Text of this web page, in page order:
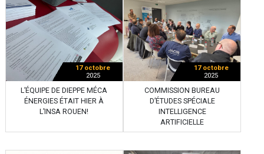
17 octobre
2025
L’ÉQUIPE DE DIEPPE MÉCA
ÉNERGIES ÉTAIT HIER À
L’INSA ROUEN!
17 octobre
2025
COMMISSION BUREAU
D’ÉTUDES SPÉCIALE
INTELLIGENCE
ARTIFICIELLE